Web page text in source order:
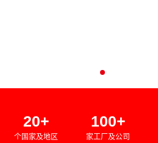
20+
个国家及地区
100+
家工厂及公司